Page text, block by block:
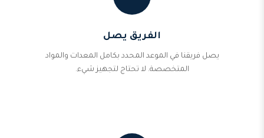
الفريق يصل
يصل فريقنا في الموعد المحدد بكامل المعدات والمواد
المتخصصة. لا تحتاج لتجهيز شيء.